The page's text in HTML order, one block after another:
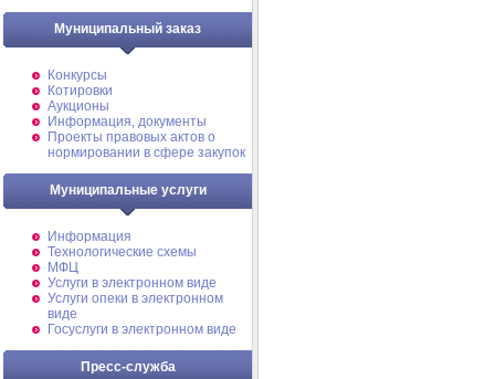
Муниципальный заказ
Конкурсы
Котировки
Аукционы
Информация, документы
Проекты правовых актов о
нормировании в сфере закупок
Муниципальные услуги
Информация
Технологические схемы
МФЦ
Услуги в электронном виде
Услуги опеки в электронном
виде
Госуслуги в электронном виде
Пресс-служба